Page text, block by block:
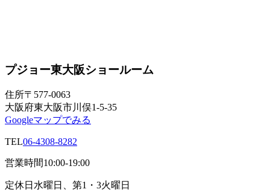
プジョー東大阪ショールーム
住所〒577-0063
大阪府東大阪市川俣1-5-35
Googleマップでみる
TEL06-4308-8282
営業時間10:00-19:00
定休日 水曜日、第1・3火曜日